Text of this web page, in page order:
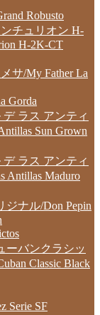
Robusto
チュリオン H-
H-2K-CT
サ/My Father La
Gorda
ラス アンティ
Sun Grown
ラス アンティ
Antillas Maduro
ジナル/Don Pepin
ーバンクラシッ
Classic Black
Serie SF